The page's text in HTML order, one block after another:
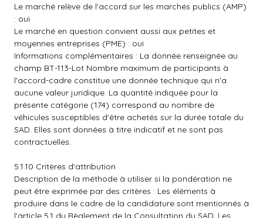
Le marché relève de l'accord sur les marchés publics (AMP)
: oui
Le marché en question convient aussi aux petites et
moyennes entreprises (PME) : oui
Informations complémentaires : La donnée renseignée au
champ BT-113-Lot Nombre maximum de participants à
l'accord-cadre constitue une donnée technique qui n'a
aucune valeur juridique. La quantité indiquée pour la
présente catégorie (174) correspond au nombre de
véhicules susceptibles d'être achetés sur la durée totale du
SAD. Elles sont données à titre indicatif et ne sont pas
contractuelles.
5.1.10 Critères d'attribution
Description de la méthode à utiliser si la pondération ne
peut être exprimée par des critères : Les éléments à
produire dans le cadre de la candidature sont mentionnés à
l'article 5.1 du Règlement de la Consultation du SAD. Les